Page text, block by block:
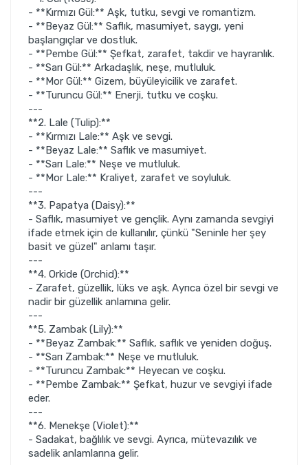
- **Kırmızı Gül:** Aşk, tutku, sevgi ve romantizm.
- **Beyaz Gül:** Saflık, masumiyet, saygı, yeni
başlangıçlar ve dostluk.
- **Pembe Gül:** Şefkat, zarafet, takdir ve hayranlık.
- **Sarı Gül:** Arkadaşlık, neşe, mutluluk.
- **Mor Gül:** Gizem, büyüleyicilik ve zarafet.
- **Turuncu Gül:** Enerji, tutku ve coşku.
---
**2. Lale (Tulip):**
- **Kırmızı Lale:** Aşk ve sevgi.
- **Beyaz Lale:** Saflık ve masumiyet.
- **Sarı Lale:** Neşe ve mutluluk.
- **Mor Lale:** Kraliyet, zarafet ve soyluluk.
---
**3. Papatya (Daisy):**
- Saflık, masumiyet ve gençlik. Aynı zamanda sevgiyi
ifade etmek için de kullanılır, çünkü "Seninle her şey
basit ve güzel" anlamı taşır.
---
**4. Orkide (Orchid):**
- Zarafet, güzellik, lüks ve aşk. Ayrıca özel bir sevgi ve
nadir bir güzellik anlamına gelir.
---
**5. Zambak (Lily):**
- **Beyaz Zambak:** Saflık, saflık ve yeniden doğuş.
- **Sarı Zambak:** Neşe ve mutluluk.
- **Turuncu Zambak:** Heyecan ve coşku.
- **Pembe Zambak:** Şefkat, huzur ve sevgiyi ifade
eder.
---
**6. Menekşe (Violet):**
- Sadakat, bağlılık ve sevgi. Ayrıca, mütevazılık ve
sadelik anlamlarına gelir.